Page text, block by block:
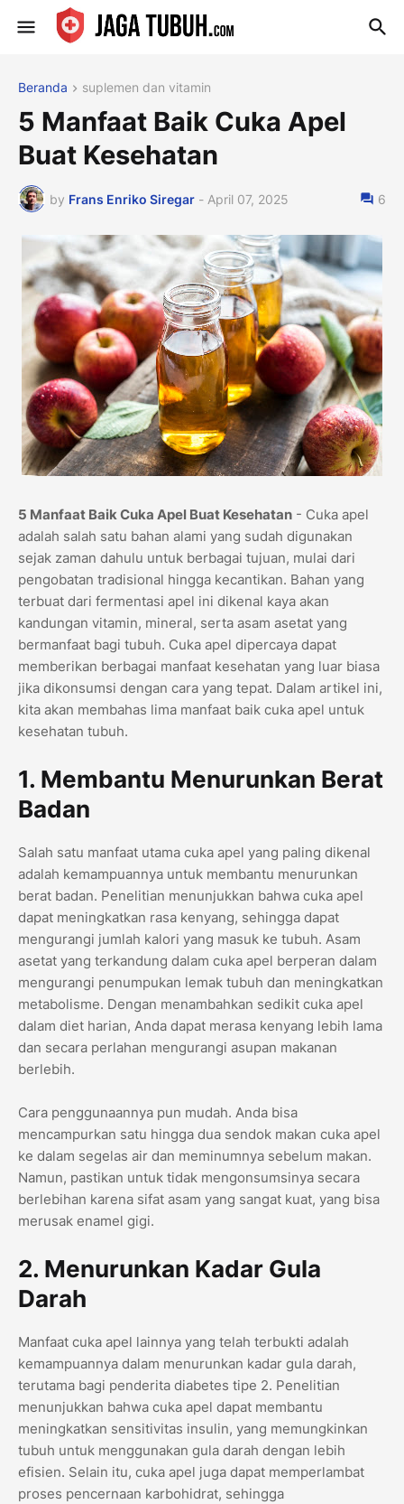
Beranda suplemen dan vitamin
5 Manfaat Baik Cuka Apel
Buat Kesehatan
by Frans Enriko Siregar - April 07, 2025 6
5 Manfaat Baik Cuka Apel Buat Kesehatan - Cuka apel
adalah salah satu bahan alami yang sudah digunakan
sejak zaman dahulu untuk berbagai tujuan, mulai dari
pengobatan tradisional hingga kecantikan. Bahan yang
terbuat dari fermentasi apel ini dikenal kaya akan
kandungan vitamin, mineral, serta asam asetat yang
bermanfaat bagi tubuh. Cuka apel dipercaya dapat
memberikan berbagai manfaat kesehatan yang luar biasa
jika dikonsumsi dengan cara yang tepat. Dalam artikel ini,
kita akan membahas lima manfaat baik cuka apel untuk
kesehatan tubuh.
1. Membantu Menurunkan Berat
Badan
Salah satu manfaat utama cuka apel yang paling dikenal
adalah kemampuannya untuk membantu menurunkan
berat badan. Penelitian menunjukkan bahwa cuka apel
dapat meningkatkan rasa kenyang, sehingga dapat
mengurangi jumlah kalori yang masuk ke tubuh. Asam
asetat yang terkandung dalam cuka apel berperan dalam
mengurangi penumpukan lemak tubuh dan meningkatkan
metabolisme. Dengan menambahkan sedikit cuka apel
dalam diet harian, Anda dapat merasa kenyang lebih lama
dan secara perlahan mengurangi asupan makanan
berlebih.
Cara penggunaannya pun mudah. Anda bisa
mencampurkan satu hingga dua sendok makan cuka apel
ke dalam segelas air dan meminumnya sebelum makan.
Namun, pastikan untuk tidak mengonsumsinya secara
berlebihan karena sifat asam yang sangat kuat, yang bisa
merusak enamel gigi.
2. Menurunkan Kadar Gula
Darah
Manfaat cuka apel lainnya yang telah terbukti adalah
kemampuannya dalam menurunkan kadar gula darah,
terutama bagi penderita diabetes tipe 2. Penelitian
menunjukkan bahwa cuka apel dapat membantu
meningkatkan sensitivitas insulin, yang memungkinkan
tubuh untuk menggunakan gula darah dengan lebih
efisien. Selain itu, cuka apel juga dapat memperlambat
proses pencernaan karbohidrat, sehingga